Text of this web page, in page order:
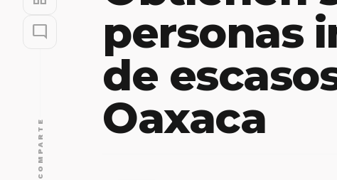
mode_comment
COMPARTE
personas
de
Oaxaca